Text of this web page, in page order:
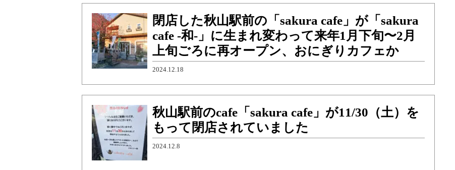
閉店した秋山駅前の「sakura cafe」が「sakura
cafe -和-」に生まれ変わって来年1月下旬〜2月
上旬ごろに再オープン、おにぎりカフェか
2024.12.18
秋山駅前のcafe「sakura cafe」が11/30（土）を
もって閉店されていました
2024.12.8